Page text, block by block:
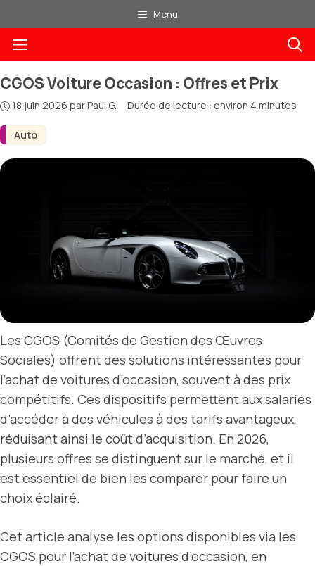
au
contenu
Menu
Menu
Auto
CGOS Voiture Occasion : Offres et Prix
18 juin 2026 parPaul G. · Durée de lecture : environ 4 minutes
Les CGOS (Comités de Gestion des Œuvres
Sociales) offrent des solutions intéressantes pour
l’achat de voitures d’occasion, souvent à des prix
compétitifs. Ces dispositifs permettent aux salariés
d’accéder à des véhicules à des tarifs avantageux,
réduisant ainsi le coût d’acquisition. En 2026,
plusieurs offres se distinguent sur le marché, et il
est essentiel de bien les comparer pour faire un
choix éclairé.
Cet article analyse les options disponibles via les
CGOS pour l’achat de voitures d’occasion, en